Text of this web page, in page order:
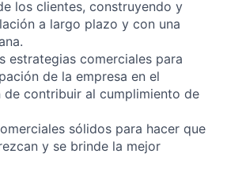
los clientes, construyendo y
a largo plazo y con una
estrategias comerciales para
de la empresa en el
de contribuir al cumplimiento de
sólidos para hacer que
y se brinde la mejor